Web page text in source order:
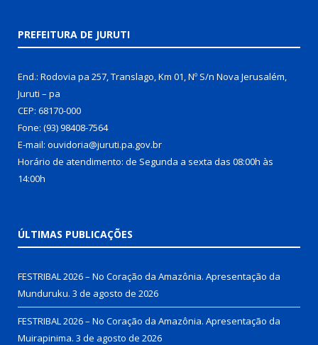
PREFEITURA DE JURUTI
End.: Rodovia pa 257, Translago, Km 01, Nº S/n Nova Jerusalém,
Juruti – pa
CEP: 68170-000
Fone: (93) 98408-7564
E-mail: ouvidoria@juruti.pa.gov.br
Horário de atendimento: de Segunda a sexta das 08:00h às
14:00h
ÚLTIMAS PUBLICAÇÕES
FESTRIBAL 2026 – No Coração da Amazônia. Apresentação da
Munduruku. 3 de agosto de 2026
FESTRIBAL 2026 – No Coração da Amazônia. Apresentação da
Muirapinima. 3 de agosto de 2026